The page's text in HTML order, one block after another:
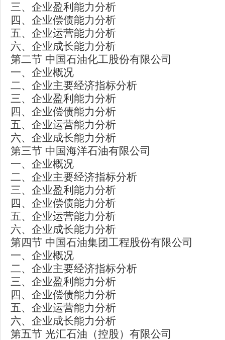
三、企业盈利能力分析
四、企业偿债能力分析
五、企业运营能力分析
六、企业成长能力分析
第二节 中国石油化工股份有限公司
一、企业概况
二、企业主要经济指标分析
三、企业盈利能力分析
四、企业偿债能力分析
五、企业运营能力分析
六、企业成长能力分析
第三节 中国海洋石油有限公司
一、企业概况
二、企业主要经济指标分析
三、企业盈利能力分析
四、企业偿债能力分析
五、企业运营能力分析
六、企业成长能力分析
第四节 中国石油集团工程股份有限公司
一、企业概况
二、企业主要经济指标分析
三、企业盈利能力分析
四、企业偿债能力分析
五、企业运营能力分析
六、企业成长能力分析
第五节 光汇石油（控股）有限公司